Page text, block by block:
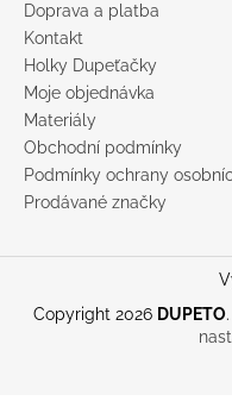
Doprava a platba
Kontakt
Holky Dupeťačky
Moje objednávka
Materiály
Obchodní podmínky
Podmínky ochrany
Prodávané značky
Copyright 2026 DUPETO